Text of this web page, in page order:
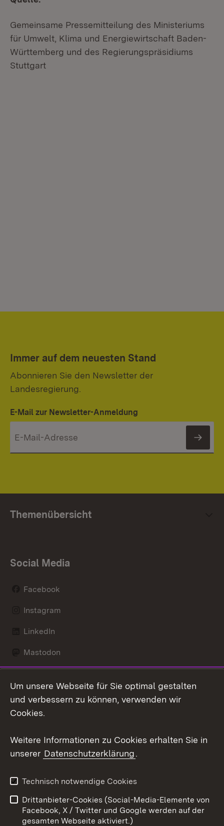
Gemeinsame Pressemitteilung des Ministeriums
für Umwelt, Klima und Energiewirtschaft Baden-
Württemberg und des Regierungspräsidiums
Stuttgart
Immer auf dem neuesten Stand
Abonnieren Sie den Newsletter der
Landesregierung.
E-Mail zur Newsletter-Anmeldung
Themenübersicht
Social Media
Facebook
Instagram
LinkedIn
Mastodon
X / Twitter
Youtube
Kontakt
Datenschutz
Barrierefreiheit
Impressum Cookies
Um unsere Webseite für Sie optimal gestalten
und verbessern zu können, verwenden wir
Cookies.
Weitere Informationen zu Cookies erhalten Sie in
unserer Datenschutzerklärung.
Technisch notwendige Cookies
Drittanbieter-Cookies (Social-Media-Elemente von
Facebook, X / Twitter und Google werden auf der
gesamten Webseite aktiviert.)